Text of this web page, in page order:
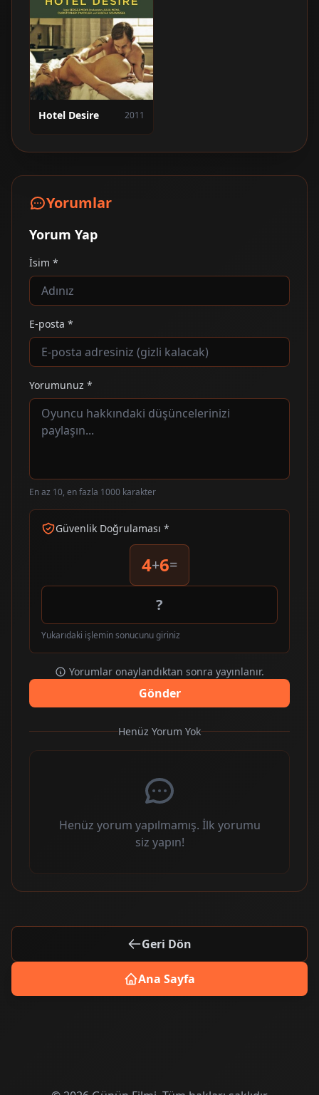
Hotel Desire 2011
Yorumlar
Yorum Yap
İsim *
E-posta *
Yorumunuz *
En az 10, en fazla 1000 karakter
Güvenlik Doğrulaması *
4+6=
Yukarıdaki işlemin sonucunu giriniz
Yorumlar onaylandıktan sonra yayınlanır.
Gönder
Henüz Yorum Yok
Henüz yorum yapılmamış. İlk yorumu
siz yapın!
Geri Dön
Ana Sayfa